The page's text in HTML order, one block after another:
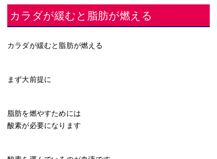
カラダが緩むと脂肪が燃える
カラダが緩むと脂肪が燃える
まず大前提に
脂肪を燃やすためには
酸素が必要になります